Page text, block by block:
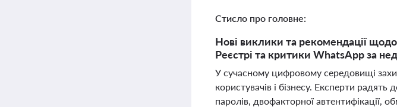
Стисло про головне:
Нові виклики та рекомендації щодо
Реєстрі та критики WhatsApp за
У сучасному цифровому середовищі
користувачів і бізнесу. Експерти
паролів, двофакторної автентифікації,